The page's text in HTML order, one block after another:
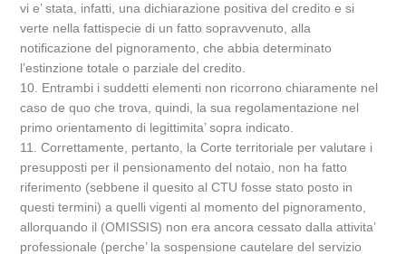
vi e’ stata, infatti, una dichiarazione positiva del credito e si
verte nella fattispecie di un fatto sopravvenuto, alla
notificazione del pignoramento, che abbia determinato
l’estinzione totale o parziale del credito.
10. Entrambi i suddetti elementi non ricorrono chiaramente nel
caso de quo che trova, quindi, la sua regolamentazione nel
primo orientamento di legittimita’ sopra indicato.
11. Correttamente, pertanto, la Corte territoriale per valutare i
presupposti per il pensionamento del notaio, non ha fatto
riferimento (sebbene il quesito al CTU fosse stato posto in
questi termini) a quelli vigenti al momento del pignoramento,
allorquando il (OMISSIS) non era ancora cessato dalla attivita’
professionale (perche’ la sospensione cautelare del servizio